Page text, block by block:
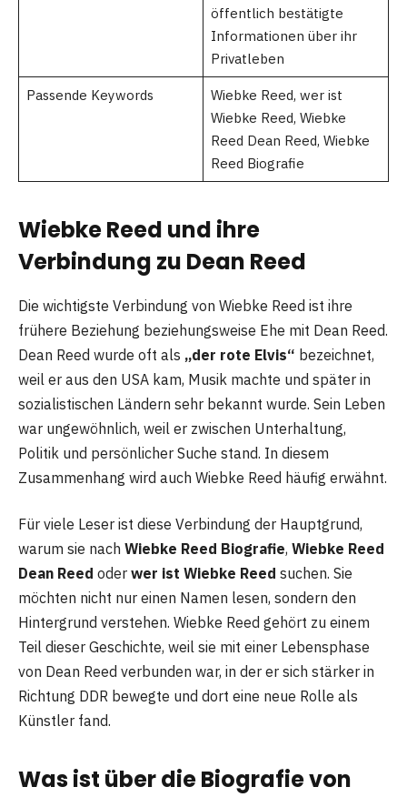
öffentlich bestätigte
Informationen über ihr
Privatleben
Passende Keywords
Wiebke Reed, wer ist
Wiebke Reed, Wiebke
Reed Dean Reed, Wiebke
Reed Biografie
Wiebke Reed und ihre
Verbindung zu Dean Reed
Die wichtigste Verbindung von Wiebke Reed ist ihre
frühere Beziehung beziehungsweise Ehe mit Dean Reed.
Dean Reed wurde oft als „der rote Elvis“ bezeichnet,
weil er aus den USA kam, Musik machte und später in
sozialistischen Ländern sehr bekannt wurde. Sein Leben
war ungewöhnlich, weil er zwischen Unterhaltung,
Politik und persönlicher Suche stand. In diesem
Zusammenhang wird auch Wiebke Reed häufig erwähnt.
Für viele Leser ist diese Verbindung der Hauptgrund,
warum sie nach Wiebke Reed Biografie, Wiebke Reed
Dean Reed oder wer ist Wiebke Reed suchen. Sie
möchten nicht nur einen Namen lesen, sondern den
Hintergrund verstehen. Wiebke Reed gehört zu einem
Teil dieser Geschichte, weil sie mit einer Lebensphase
von Dean Reed verbunden war, in der er sich stärker in
Richtung DDR bewegte und dort eine neue Rolle als
Künstler fand.
Was ist über die Biografie von